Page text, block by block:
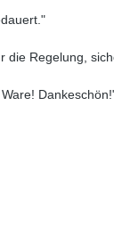
die Regelung,